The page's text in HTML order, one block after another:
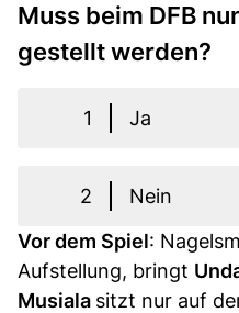
Muss beim DFB
gestellt werden?
1 Ja
2
Nein
Vor dem Spiel:
Aufstellung, bringt
Musiala sitzt nur auf